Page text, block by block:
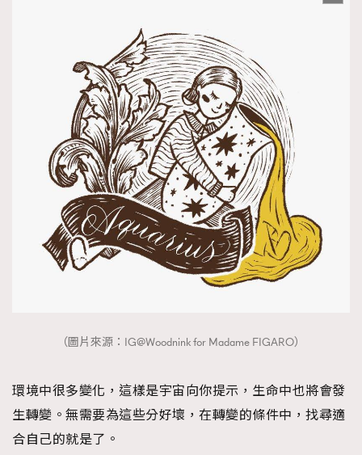
（圖片來源：IG@Woodnink for Madame FIGARO）
環境中很多變化，這樣是宇宙向你提示，生命中也將會發
生轉變。無需要為這些分好壞，在轉變的條件中，找尋適
合自己的就是了。